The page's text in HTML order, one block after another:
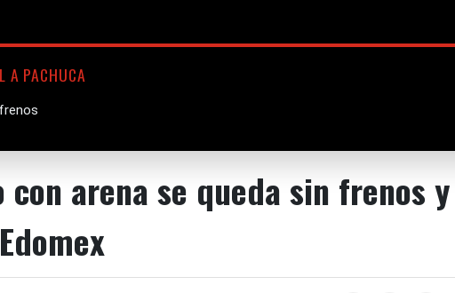
A PACHUCA
con arena se queda sin frenos y